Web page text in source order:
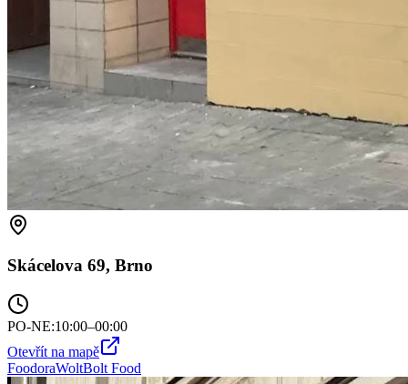
Skácelova 69, Brno
PO-NE:10:00–00:00
Otevřít na mapě
FoodoraWoltBolt Food